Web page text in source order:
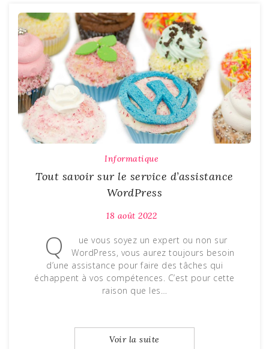
Informatique
Tout savoir sur le service d’assistance
WordPress
18 août 2022
Q
ue vous soyez un expert ou non sur
WordPress, vous aurez toujours besoin
d’une assistance pour faire des tâches qui
échappent à vos compétences. C’est pour cette
raison que les…
Voir la suite